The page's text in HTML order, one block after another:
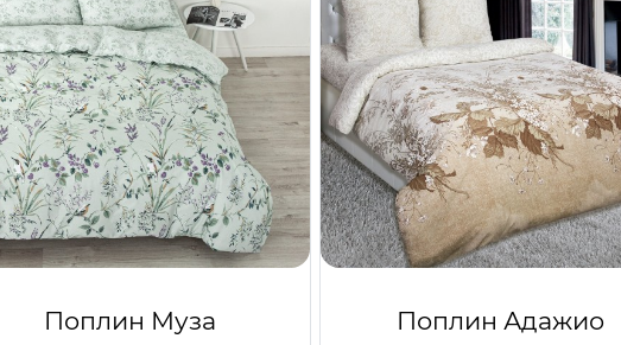
Поплин Муза Поплин Адажио